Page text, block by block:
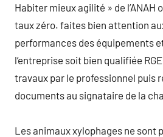
Habiter mieux agilité » de l’ANAH
taux zéro. faites bien attention
performances des équipements
l’entreprise soit bien qualifiée
travaux par le professionnel puis
documents au signataire de la
Les animaux xylophages ne sont